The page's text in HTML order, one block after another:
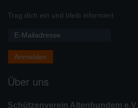
Trag dich ein und bleib informiert
Über uns
Schützenverein Altenhundem e.V.